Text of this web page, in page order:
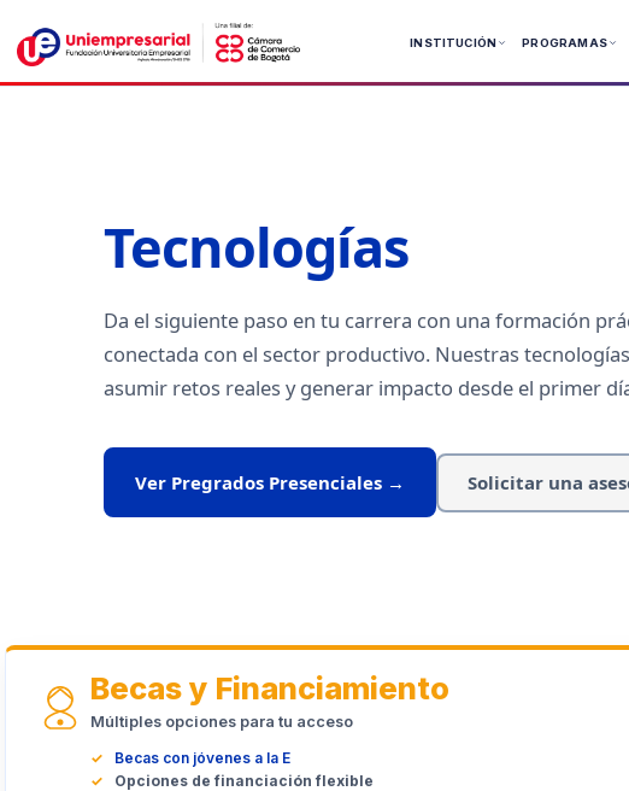
INSTITUCIÓN PROGRAMAS
contenido
Tecnologías
Da el siguiente paso en tu carrera con una formación
conectada con el sector productivo. Nuestras
asumir retos reales y generar impacto desde el primer
Ver Pregrados Presenciales → Solicitar una
Becas y Financiamiento
Múltiples opciones para tu acceso
Becas con jóvenes a la E
Opciones de financiación flexible